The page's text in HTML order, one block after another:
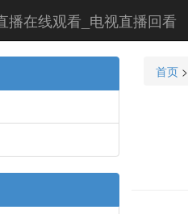
播在线观看_电视直播回看
首页>